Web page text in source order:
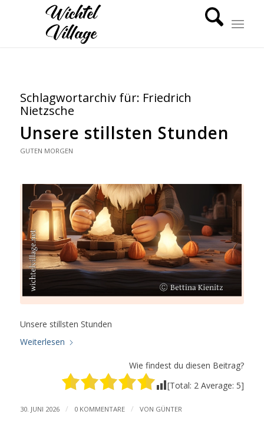
Schlagwortarchiv für: Friedrich
Nietzsche
Unsere stillsten Stunden
GUTEN MORGEN
Unsere stillsten Stunden
Weiterlesen
Wie findest du diesen Beitrag?
[Total: 2 Average: 5]
30. JUNI 2026 / 0 KOMMENTARE / VON GÜNTER